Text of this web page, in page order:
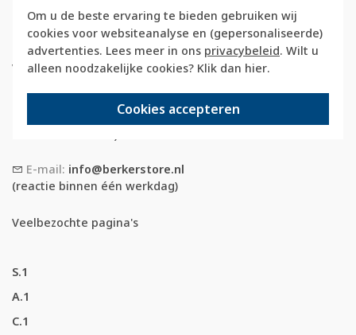
Om u de beste ervaring te bieden gebruiken wij
cookies voor websiteanalyse en (gepersonaliseerde)
advertenties. Lees meer in ons privacybeleid. Wilt u
alleen noodzakelijke cookies? Klik dan hier.
Cookies accepteren
Berkerstore.nl is onderdeel van e-Stores
International B.V. en geen webwinkel of
onderdeel van Hager
Vertriebsgesellschaft GmbH & Co. KG.
088 28 29 333
(maandag t/m vrijdag, 09:00 tot 12:00 en
E-mail: info@berkerstore.nl
(reactie binnen één werkdag)
Veelbezochte pagina's
S.1
A.1
C.1